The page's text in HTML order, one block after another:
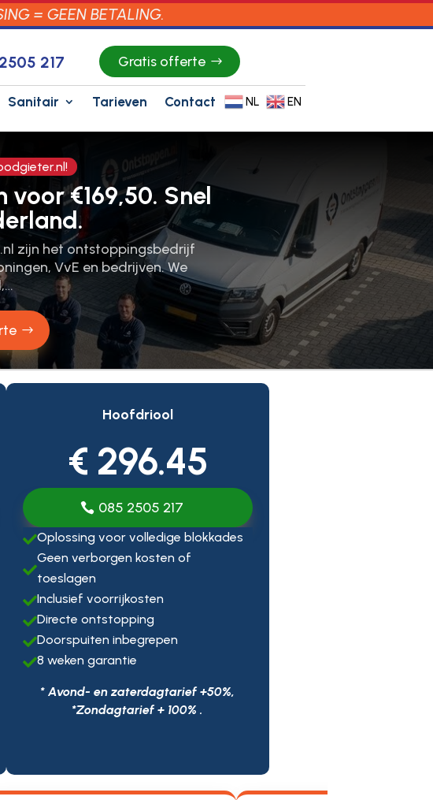
= GEEN BETALING.
217 Gratis offerte
Sanitair Tarieven Contact NL EN
€169,50. Snel
zijn het ontstoppingsbedrijf
VvE en bedrijven. We
Hoofdriool
€ 296.45
085 2505 217
Oplossing voor volledige blokkades

Geen verborgen kosten of
toeslagen
Inclusief voorrijkosten
Directe ontstopping
Doorspuiten inbegrepen
8 weken garantie
* Avond- en zaterdagtarief +50%,
*Zondagtarief + 100% .